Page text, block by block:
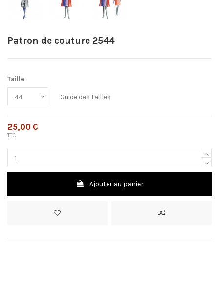
Patron de couture 2544
Taille
Guide des tailles
25,00 €
TTC
Ajouter au panier